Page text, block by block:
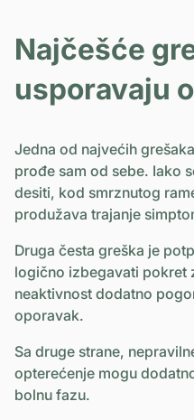
Najčešće
usporavaju
Jedna od najvećih
prođe sam od sebe. Iako
desiti, kod smrznutog
produžava trajanje
Druga česta greška je
logično izbegavati pokret
neaktivnost dodatno
oporavak.
Sa druge strane,
opterećenje mogu
bolnu fazu.